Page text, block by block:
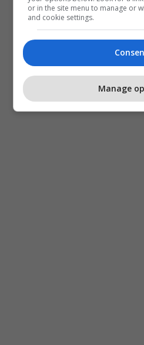
or in the site menu to manage or
and cookie settings.
Manage